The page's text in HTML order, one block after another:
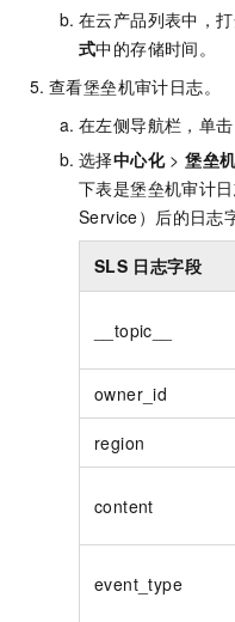
在云产品列表中，
式中的存储时间。
查看堡垒机审计日志。
在左侧导航栏，单击
选择中心化>堡垒
下表是堡垒机审计
Service） 后的日志
SLS 日志字段
__topic__
owner_id
region
content
event_type